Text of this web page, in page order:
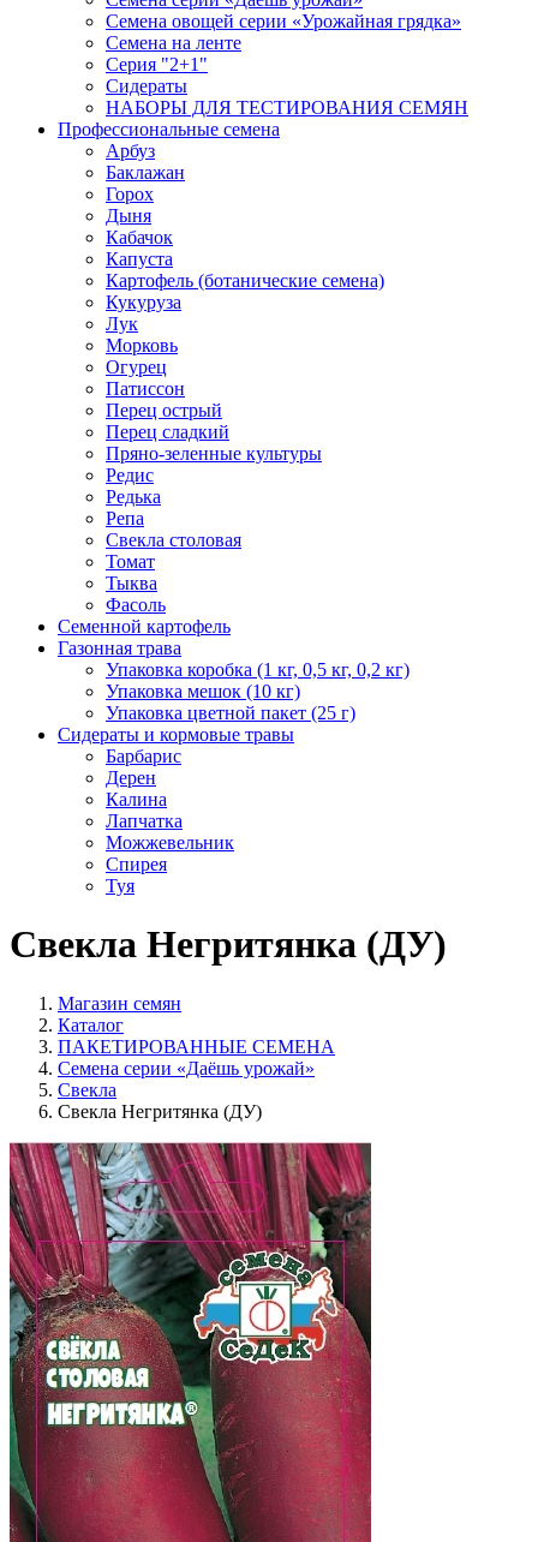
Семена овощей серии «Урожайная грядка»
Семена на ленте
Серия "2+1"
Сидераты
НАБОРЫ ДЛЯ ТЕСТИРОВАНИЯ СЕМЯН
Профессиональные семена
Арбуз
Баклажан
Горох
Дыня
Кабачок
Капуста
Картофель (ботанические семена)
Кукуруза
Лук
Морковь
Огурец
Патиссон
Перец острый
Перец сладкий
Пряно-зеленные культуры
Редис
Редька
Репа
Свекла столовая
Томат
Тыква
Фасоль
Семенной картофель
Газонная трава
Упаковка коробка (1 кг, 0,5 кг, 0,2 кг)
Упаковка мешок (10 кг)
Упаковка цветной пакет (25 г)
Сидераты и кормовые травы
Барбарис
Дерен
Калина
Лапчатка
Можжевельник
Спирея
Туя
Свекла Негритянка (ДУ)
Магазин семян
Каталог
ПАКЕТИРОВАННЫЕ СЕМЕНА
Семена серии «Даёшь урожай»
Свекла
Свекла Негритянка (ДУ)